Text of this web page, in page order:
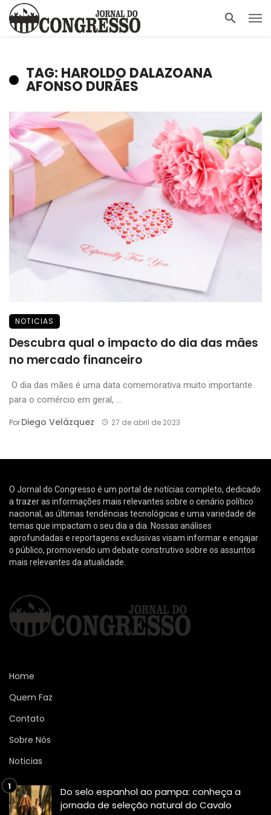
TAG: HAROLDO DALAZOANA
AFONSO DURÃES
NOTICIAS
Descubra qual o impacto do dia das mães
no mercado financeiro
O dia das mães é uma data comemorativa muito importante
para o comércio em geral, ...
PorDiego Velázquez 27 de abril de 2023
O Jornal do Congresso é um portal de notícias completo, dedicado
a trazer as informações mais relevantes sobre o cenário político
nacional, as últimas tendências tecnológicas e uma variedade de
temas que impactam o seu dia a dia. Nossas análises
aprofundadas e reportagens exclusivas visam informar e engajar
o público, promovendo um debate construtivo sobre os assuntos
mais relevantes da atualidade.
Home
Quem Faz
Contato
Sobre Nós
Noticias
Do selo espanhol ao pampa: conheça a
jornada de seleção natural do Cavalo